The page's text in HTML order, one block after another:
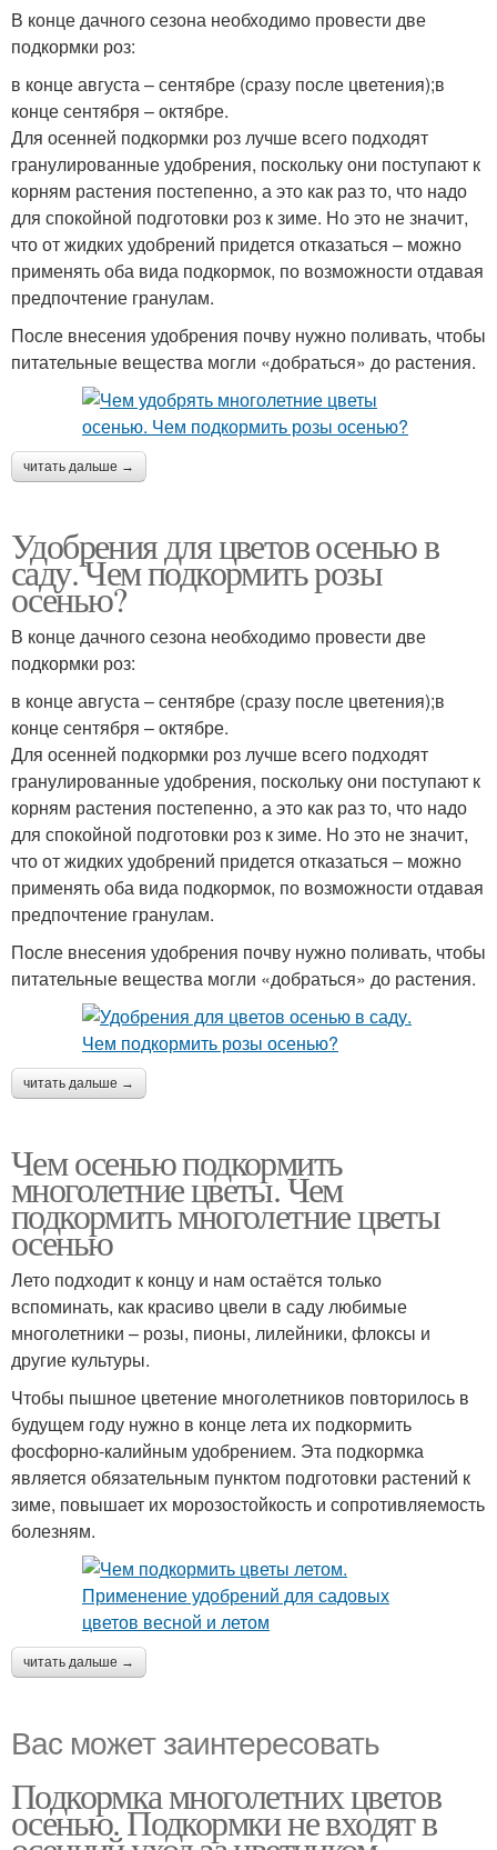
В конце дачного сезона необходимо провести две
подкормки роз:
в конце августа – сентябре (сразу после цветения);в
конце сентября – октябре.
Для осенней подкормки роз лучше всего подходят
гранулированные удобрения, поскольку они поступают к
корням растения постепенно, а это как раз то, что надо
для спокойной подготовки роз к зиме. Но это не значит,
что от жидких удобрений придется отказаться – можно
применять оба вида подкормок, по возможности отдавая
предпочтение гранулам.
После внесения удобрения почву нужно поливать, чтобы
питательные вещества могли «добраться» до растения.
читать дальше →
Удобрения для цветов осенью в
саду. Чем подкормить розы
осенью?
В конце дачного сезона необходимо провести две
подкормки роз:
в конце августа – сентябре (сразу после цветения);в
конце сентября – октябре.
Для осенней подкормки роз лучше всего подходят
гранулированные удобрения, поскольку они поступают к
корням растения постепенно, а это как раз то, что надо
для спокойной подготовки роз к зиме. Но это не значит,
что от жидких удобрений придется отказаться – можно
применять оба вида подкормок, по возможности отдавая
предпочтение гранулам.
После внесения удобрения почву нужно поливать, чтобы
питательные вещества могли «добраться» до растения.
читать дальше →
Чем осенью подкормить
многолетние цветы. Чем
подкормить многолетние цветы
осенью
Лето подходит к концу и нам остаётся только
вспоминать, как красиво цвели в саду любимые
многолетники – розы, пионы, лилейники, флоксы и
другие культуры.
Чтобы пышное цветение многолетников повторилось в
будущем году нужно в конце лета их подкормить
фосфорно-калийным удобрением. Эта подкормка
является обязательным пунктом подготовки растений к
зиме, повышает их морозостойкость и сопротивляемость
болезням.
читать дальше →
Вас может заинтересовать
Подкормка многолетних цветов
осенью. Подкормки не входят в